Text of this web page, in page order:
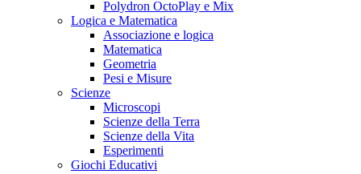
Polydron OctoPlay e Mix
Logica e Matematica
Associazione e logica
Matematica
Geometria
Pesi e Misure
Scienze
Microscopi
Scienze della Terra
Scienze della Vita
Esperimenti
Giochi Educativi